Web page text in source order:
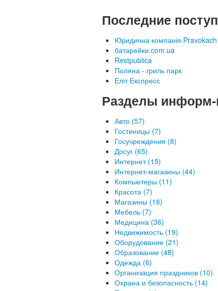
Последние
Юридична компанія Pravokach
батарейки.com.ua
Restpublica
Поляна - гриль парк
Еліт Експресс
Разделы информ-
Авто (57)
Гостиницы (7)
Госучреждения (8)
Досуг (65)
Интернет (15)
Интернет-магазины (44)
Компьютеры (11)
Красота (7)
Магазины (18)
Мебель (7)
Медицина (36)
Недвижимость (19)
Оборудование (21)
Образование (48)
Одежда (6)
Организация праздников (10)
Охрана и безопасность (14)